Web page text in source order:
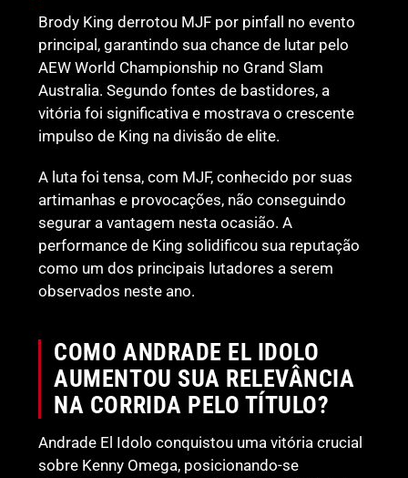
Brody King derrotou MJF por pinfall no evento
principal, garantindo sua chance de lutar pelo
AEW World Championship no Grand Slam
Australia. Segundo fontes de bastidores, a
vitória foi significativa e mostrava o crescente
impulso de King na divisão de elite.
A luta foi tensa, com MJF, conhecido por suas
artimanhas e provocações, não conseguindo
segurar a vantagem nesta ocasião. A
performance de King solidificou sua reputação
como um dos principais lutadores a serem
observados neste ano.
COMO ANDRADE EL IDOLO
AUMENTOU SUA RELEVÂNCIA
NA CORRIDA PELO TÍTULO?
Andrade El Idolo conquistou uma vitória crucial
sobre Kenny Omega, posicionando-se